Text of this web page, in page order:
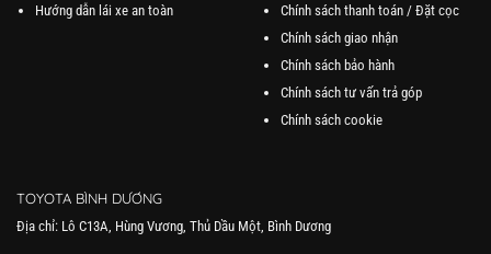
Hướng dẫn lái xe an toàn
Chính sách thanh toán / Đặt cọc
Chính sách giao nhận
Chính sách bảo hành
Chính sách tư vấn trả góp
Chính sách cookie
TOYOTA BÌNH DƯƠNG
Địa chỉ: Lô C13A, Hùng Vương, Thủ Dầu Một, Bình Dương